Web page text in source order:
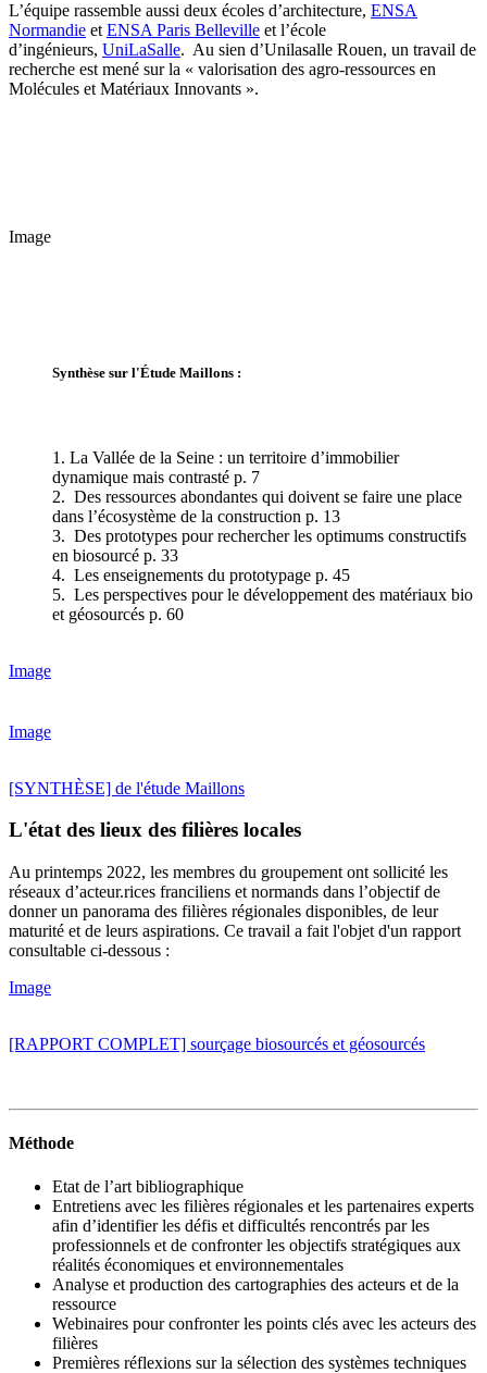
L’équipe rassemble aussi deux écoles d’architecture, ENSA
Normandie et ENSA Paris Belleville et l’école
d’ingénieurs, UniLaSalle. Au sien d’Unilasalle Rouen, un travail de
recherche est mené sur la « valorisation des agro-ressources en
Molécules et Matériaux Innovants ».
Image
Synthèse sur l'Étude Maillons :
1. La Vallée de la Seine : un territoire d’immobilier
dynamique mais contrasté p. 7
2. Des ressources abondantes qui doivent se faire une place
dans l’écosystème de la construction p. 13
3. Des prototypes pour rechercher les optimums constructifs
en biosourcé p. 33
4. Les enseignements du prototypage p. 45
5. Les perspectives pour le développement des matériaux bio
et géosourcés p. 60
Image
Image
[SYNTHÈSE] de l'étude Maillons
L'état des lieux des filières locales
Au printemps 2022, les membres du groupement ont sollicité les
réseaux d’acteur.rices franciliens et normands dans l’objectif de
donner un panorama des filières régionales disponibles, de leur
maturité et de leurs aspirations. Ce travail a fait l'objet d'un rapport
consultable ci-dessous :
Image
[RAPPORT COMPLET] sourçage biosourcés et géosourcés
Méthode
Etat de l’art bibliographique
Entretiens avec les filières régionales et les partenaires experts
afin d’identifier les défis et difficultés rencontrés par les
professionnels et de confronter les objectifs stratégiques aux
réalités économiques et environnementales
Analyse et production des cartographies des acteurs et de la
ressource
Webinaires pour confronter les points clés avec les acteurs des
filières
Premières réflexions sur la sélection des systèmes techniques